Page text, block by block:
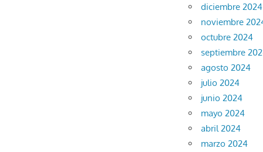
diciembre 2024
noviembre
octubre 2024
septiembre
agosto 2024
julio 2024
junio 2024
mayo 2024
abril 2024
marzo 2024